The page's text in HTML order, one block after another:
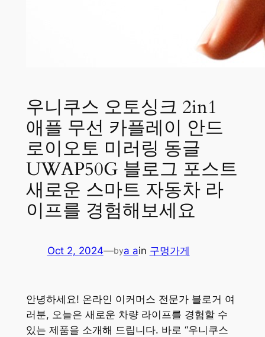
우니쿠스 오토싱크 2in1
애플 무선 카플레이 안드
로이오토 미러링 동글
UWAP50G 블로그 포스트
새로운 스마트 자동차 라
이프를 경험해보세요
Oct 2, 2024—bya ain 구멍가게
안녕하세요! 온라인 이커머스 전문가 블로거 여
러분, 오늘은 새로운 차량 라이프를 경험할 수
있는 제품을 소개해 드립니다. 바로 “우니쿠스